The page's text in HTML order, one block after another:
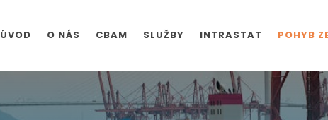
ÚVOD O NÁS CBAM SLUŽBY INTRASTAT POHYB